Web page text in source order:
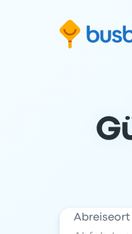
Suchformular springen
Zum Inhalt springen
Zur Fußzeile springen
Abreiseort